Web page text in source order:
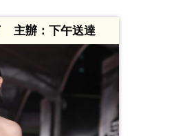
主辦：下午送達